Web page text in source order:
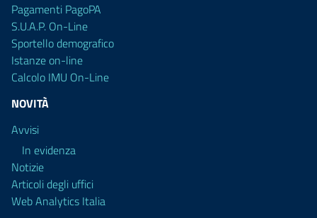
Pagamenti PagoPA
S.U.A.P. On-Line
Sportello demografico
Istanze on-line
Calcolo IMU On-Line
NOVITÀ
Avvisi
In evidenza
Notizie
Articoli degli uffici
Web Analytics Italia